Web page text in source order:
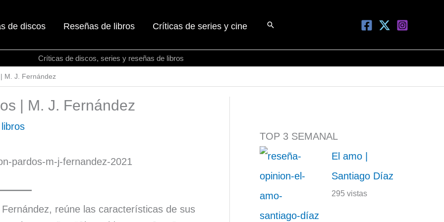
de discos Reseñas de libros Críticas de series y cine Buscar
Críticas de discos, series y reseñas de libros
M. J. Fernández
| M. J. Fernández
reúne las características de sus
TOP 3 SEMANAL
El amo |
Santiago Díaz
295 vistas